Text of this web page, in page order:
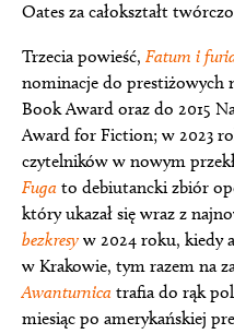
Oates za całokształt
Trzecia powieść, Fatum i
nominacje do prestiżowych
Book Award oraz do 2015
Award for Fiction; w 2023
czytelników w nowym
Fuga to debiutancki zbiór
który ukazał się wraz z
bezkresy w 2024 roku, kiedy
w Krakowie, tym razem na
Awanturnica trafia do rąk
miesiąc po amerykańskiej